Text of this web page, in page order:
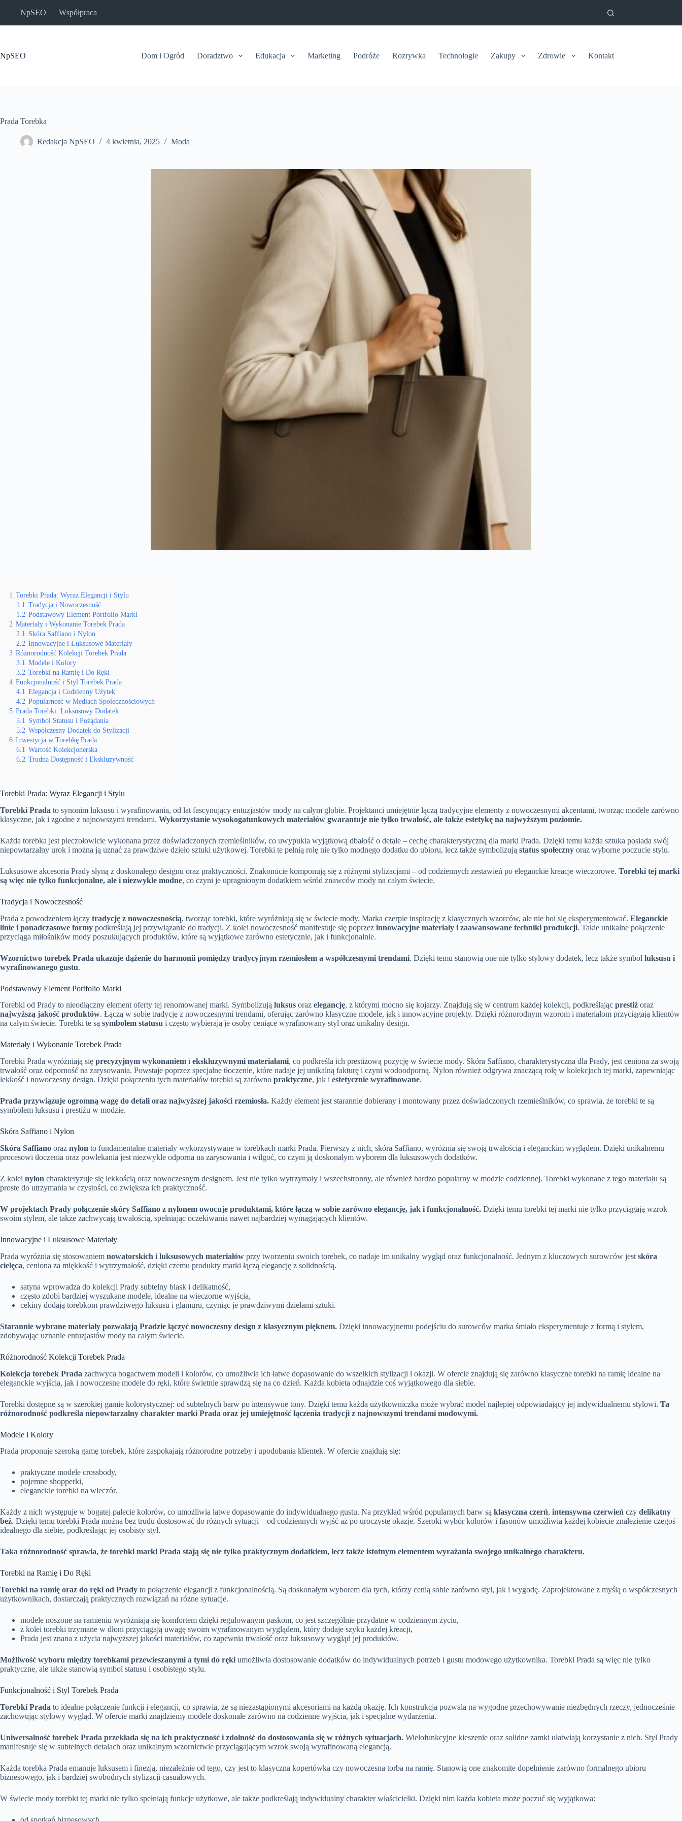
NpSEO Współpraca
NpSEO Dom i Ogród Doradztwo Edukacja Marketing Podróże Rozrywka Technologie Zakupy Zdrowie Kontakt
Prada Torebka
Redakcja NpSEO 4 kwietnia, 2025 Moda
1 Torebki Prada: Wyraz Elegancji i Stylu
1.1 Tradycja i Nowoczesność
1.2 Podstawowy Element Portfolio Marki
2 Materiały i Wykonanie Torebek Prada
2.1 Skóra Saffiano i Nylon
2.2 Innowacyjne i Luksusowe Materiały
3 Różnorodność Kolekcji Torebek Prada
3.1 Modele i Kolory
3.2 Torebki na Ramię i Do Ręki
4 Funkcjonalność i Styl Torebek Prada
4.1 Elegancja i Codzienny Użytek
4.2 Popularność w Mediach Społecznościowych
5 Prada Torebki: Luksusowy Dodatek
5.1 Symbol Statusu i Pożądania
5.2 Współczesny Dodatek do Stylizacji
6 Inwestycja w Torebkę Prada
6.1 Wartość Kolekcjonerska
6.2 Trudna Dostępność i Ekskluzywność
Torebki Prada: Wyraz Elegancji i Stylu
Torebki Prada to synonim luksusu i wyrafinowania, od lat fascynujący entuzjastów mody na całym globie. Projektanci umiejętnie łączą tradycyjne elementy z nowoczesnymi akcentami, tworząc modele zarówno
klasyczne, jak i zgodne z najnowszymi trendami. Wykorzystanie wysokogatunkowych materiałów gwarantuje nie tylko trwałość, ale także estetykę na najwyższym poziomie.
Każda torebka jest pieczołowicie wykonana przez doświadczonych rzemieślników, co uwypukla wyjątkową dbałość o detale – cechę charakterystyczną dla marki Prada. Dzięki temu każda sztuka posiada swój
niepowtarzalny urok i można ją uznać za prawdziwe dzieło sztuki użytkowej. Torebki te pełnią rolę nie tylko modnego dodatku do ubioru, lecz także symbolizują status społeczny oraz wyborne poczucie stylu.
Luksusowe akcesoria Prady słyną z doskonałego designu oraz praktyczności. Znakomicie komponują się z różnymi stylizacjami – od codziennych zestawień po eleganckie kreacje wieczorowe. Torebki tej marki
są więc nie tylko funkcjonalne, ale i niezwykle modne, co czyni je upragnionym dodatkiem wśród znawców mody na całym świecie.
Tradycja i Nowoczesność
Prada z powodzeniem łączy tradycję z nowoczesnością, tworząc torebki, które wyróżniają się w świecie mody. Marka czerpie inspirację z klasycznych wzorców, ale nie boi się eksperymentować. Eleganckie
linie i ponadczasowe formy podkreślają jej przywiązanie do tradycji. Z kolei nowoczesność manifestuje się poprzez innowacyjne materiały i zaawansowane techniki produkcji. Takie unikalne połączenie
przyciąga miłośników mody poszukujących produktów, które są wyjątkowe zarówno estetycznie, jak i funkcjonalnie.
Wzornictwo torebek Prada ukazuje dążenie do harmonii pomiędzy tradycyjnym rzemiosłem a współczesnymi trendami. Dzięki temu stanowią one nie tylko stylowy dodatek, lecz także symbol luksusu i
wyrafinowanego gustu.
Podstawowy Element Portfolio Marki
Torebki od Prady to nieodłączny element oferty tej renomowanej marki. Symbolizują luksus oraz elegancję, z którymi mocno się kojarzy. Znajdują się w centrum każdej kolekcji, podkreślając prestiż oraz
najwyższą jakość produktów. Łączą w sobie tradycję z nowoczesnymi trendami, oferując zarówno klasyczne modele, jak i innowacyjne projekty. Dzięki różnorodnym wzorom i materiałom przyciągają klientów
na całym świecie. Torebki te są symbolem statusu i często wybierają je osoby ceniące wyrafinowany styl oraz unikalny design.
Materiały i Wykonanie Torebek Prada
Torebki Prada wyróżniają się precyzyjnym wykonaniem i ekskluzywnymi materiałami, co podkreśla ich prestiżową pozycję w świecie mody. Skóra Saffiano, charakterystyczna dla Prady, jest ceniona za swoją
trwałość oraz odporność na zarysowania. Powstaje poprzez specjalne tłoczenie, które nadaje jej unikalną fakturę i czyni wodoodporną. Nylon również odgrywa znaczącą rolę w kolekcjach tej marki, zapewniając
lekkość i nowoczesny design. Dzięki połączeniu tych materiałów torebki są zarówno praktyczne, jak i estetycznie wyrafinowane.
Prada przywiązuje ogromną wagę do detali oraz najwyższej jakości rzemiosła. Każdy element jest starannie dobierany i montowany przez doświadczonych rzemieślników, co sprawia, że torebki te są
symbolem luksusu i prestiżu w modzie.
Skóra Saffiano i Nylon
Skóra Saffiano oraz nylon to fundamentalne materiały wykorzystywane w torebkach marki Prada. Pierwszy z nich, skóra Saffiano, wyróżnia się swoją trwałością i eleganckim wyglądem. Dzięki unikalnemu
procesowi tłoczenia oraz powlekania jest niezwykle odporna na zarysowania i wilgoć, co czyni ją doskonałym wyborem dla luksusowych dodatków.
Z kolei nylon charakteryzuje się lekkością oraz nowoczesnym designem. Jest nie tylko wytrzymały i wszechstronny, ale również bardzo popularny w modzie codziennej. Torebki wykonane z tego materiału są
proste do utrzymania w czystości, co zwiększa ich praktyczność.
W projektach Prady połączenie skóry Saffiano z nylonem owocuje produktami, które łączą w sobie zarówno elegancję, jak i funkcjonalność. Dzięki temu torebki tej marki nie tylko przyciągają wzrok
swoim stylem, ale także zachwycają trwałością, spełniając oczekiwania nawet najbardziej wymagających klientów.
Innowacyjne i Luksusowe Materiały
Prada wyróżnia się stosowaniem nowatorskich i luksusowych materiałów przy tworzeniu swoich torebek, co nadaje im unikalny wygląd oraz funkcjonalność. Jednym z kluczowych surowców jest skóra
cielęca, ceniona za miękkość i wytrzymałość, dzięki czemu produkty marki łączą elegancję z solidnością.
satyna wprowadza do kolekcji Prady subtelny blask i delikatność,
często zdobi bardziej wyszukane modele, idealne na wieczorne wyjścia,
cekiny dodają torebkom prawdziwego luksusu i glamuru, czyniąc je prawdziwymi dziełami sztuki.
Starannie wybrane materiały pozwalają Pradzie łączyć nowoczesny design z klasycznym pięknem. Dzięki innowacyjnemu podejściu do surowców marka śmiało eksperymentuje z formą i stylem,
zdobywając uznanie entuzjastów mody na całym świecie.
Różnorodność Kolekcji Torebek Prada
Kolekcja torebek Prada zachwyca bogactwem modeli i kolorów, co umożliwia ich łatwe dopasowanie do wszelkich stylizacji i okazji. W ofercie znajdują się zarówno klasyczne torebki na ramię idealne na
eleganckie wyjścia, jak i nowoczesne modele do ręki, które świetnie sprawdzą się na co dzień. Każda kobieta odnajdzie coś wyjątkowego dla siebie.
Torebki dostępne są w szerokiej gamie kolorystycznej: od subtelnych barw po intensywne tony. Dzięki temu każda użytkowniczka może wybrać model najlepiej odpowiadający jej indywidualnemu stylowi. Ta
różnorodność podkreśla niepowtarzalny charakter marki Prada oraz jej umiejętność łączenia tradycji z najnowszymi trendami modowymi.
Modele i Kolory
Prada proponuje szeroką gamę torebek, które zaspokajają różnorodne potrzeby i upodobania klientek. W ofercie znajdują się:
praktyczne modele crossbody,
pojemne shopperki,
eleganckie torebki na wieczór.
Każdy z nich występuje w bogatej palecie kolorów, co umożliwia łatwe dopasowanie do indywidualnego gustu. Na przykład wśród popularnych barw są klasyczna czerń, intensywna czerwień czy delikatny
beż. Dzięki temu torebki Prada można bez trudu dostosować do różnych sytuacji – od codziennych wyjść aż po uroczyste okazje. Szeroki wybór kolorów i fasonów umożliwia każdej kobiecie znalezienie czegoś
idealnego dla siebie, podkreślając jej osobisty styl.
Taka różnorodność sprawia, że torebki marki Prada stają się nie tylko praktycznym dodatkiem, lecz także istotnym elementem wyrażania swojego unikalnego charakteru.
Torebki na Ramię i Do Ręki
Torebki na ramię oraz do ręki od Prady to połączenie elegancji z funkcjonalnością. Są doskonałym wyborem dla tych, którzy cenią sobie zarówno styl, jak i wygodę. Zaprojektowane z myślą o współczesnych
użytkownikach, dostarczają praktycznych rozwiązań na różne sytuacje.
modele noszone na ramieniu wyróżniają się komfortem dzięki regulowanym paskom, co jest szczególnie przydatne w codziennym życiu,
z kolei torebki trzymane w dłoni przyciągają uwagę swoim wyrafinowanym wyglądem, który dodaje szyku każdej kreacji,
Prada jest znana z użycia najwyższej jakości materiałów, co zapewnia trwałość oraz luksusowy wygląd jej produktów.
Możliwość wyboru między torebkami przewieszanymi a tymi do ręki umożliwia dostosowanie dodatków do indywidualnych potrzeb i gustu modowego użytkownika. Torebki Prada są więc nie tylko
praktyczne, ale także stanowią symbol statusu i osobistego stylu.
Funkcjonalność i Styl Torebek Prada
Torebki Prada to idealne połączenie funkcji i elegancji, co sprawia, że są niezastąpionymi akcesoriami na każdą okazję. Ich konstrukcja pozwala na wygodne przechowywanie niezbędnych rzeczy, jednocześnie
zachowując stylowy wygląd. W ofercie marki znajdziemy modele doskonałe zarówno na codzienne wyjścia, jak i specjalne wydarzenia.
Uniwersalność torebek Prada przekłada się na ich praktyczność i zdolność do dostosowania się w różnych sytuacjach. Wielofunkcyjne kieszenie oraz solidne zamki ułatwiają korzystanie z nich. Styl Prady
manifestuje się w subtelnych detalach oraz unikalnym wzornictwie przyciągającym wzrok swoją wyrafinowaną elegancją.
Każda torebka Prada emanuje luksusem i finezją, niezależnie od tego, czy jest to klasyczna kopertówka czy nowoczesna torba na ramię. Stanowią one znakomite dopełnienie zarówno formalnego ubioru
biznesowego, jak i bardziej swobodnych stylizacji casualowych.
W świecie mody torebki tej marki nie tylko spełniają funkcje użytkowe, ale także podkreślają indywidualny charakter właścicielki. Dzięki nim każda kobieta może poczuć się wyjątkowa: